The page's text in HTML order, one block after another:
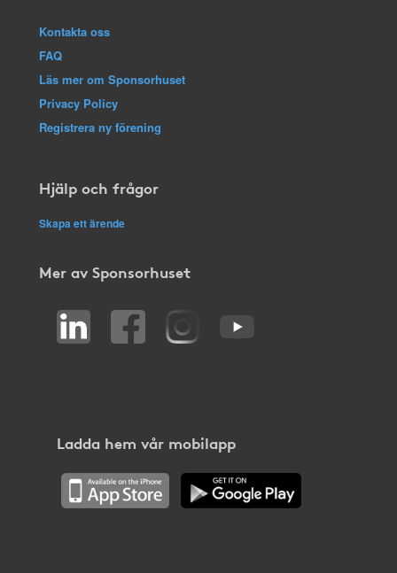
Kontakta oss
FAQ
Läs mer om Sponsorhuset
Privacy Policy
Registrera ny förening
Hjälp och frågor
Skapa ett ärende
Mer av Sponsorhuset
Ladda hem vår mobilapp